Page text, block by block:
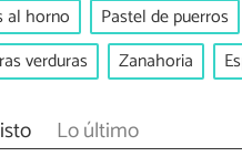
al horno Pastel de puerros
verduras
Zanahoria
Lo último